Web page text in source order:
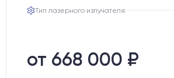
Тип лазерного излучателя:
от 668 000 ₽